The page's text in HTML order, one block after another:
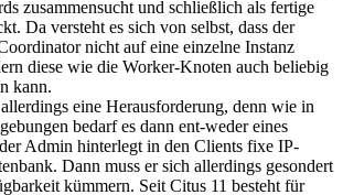
zusammensucht und schließlich als fertige
Da versteht es sich von selbst, dass der
nicht auf eine einzelne Instanz
diese wie die Worker-Knoten auch beliebig
kann.
eine Herausforderung, denn wie in
bedarf es dann ent-weder eines
Admin hinterlegt in den Clients fixe IP-
Dann muss er sich allerdings gesondert
kümmern. Seit Citus 11 besteht für